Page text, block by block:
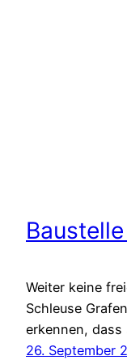
Weiter keine
Schleuse
erkennen,
26. September